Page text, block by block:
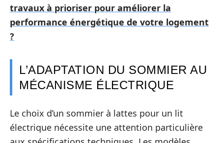
travaux à prioriser pour améliorer la
performance énergétique de votre logement
?
L’ADAPTATION DU SOMMIER AU
MÉCANISME ÉLECTRIQUE
Le choix d’un sommier à lattes pour un lit
électrique nécessite une attention particulière